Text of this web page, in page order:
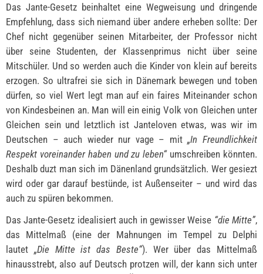
Das Jante-Gesetz beinhaltet eine Wegweisung und dringende
Empfehlung, dass sich niemand über andere erheben sollte: Der
Chef nicht gegenüber seinen Mitarbeiter, der Professor nicht
über seine Studenten, der Klassenprimus nicht über seine
Mitschüler. Und so werden auch die Kinder von klein auf bereits
erzogen. So ultrafrei sie sich in Dänemark bewegen und toben
dürfen, so viel Wert legt man auf ein faires Miteinander schon
von Kindesbeinen an. Man will ein einig Volk von Gleichen unter
Gleichen sein und letztlich ist Janteloven etwas, was wir im
Deutschen – auch wieder nur vage – mit„In Freundlichkeit
Respekt voreinander haben und zu leben“umschreiben könnten.
Deshalb duzt man sich im Dänenland grundsätzlich. Wer gesiezt
wird oder gar darauf bestünde, ist Außenseiter – und wird das
auch zu spüren bekommen.
Das Jante-Gesetz idealisiert auch in gewisser Weise “die Mitte”,
das Mittelmaß (eine der Mahnungen im Tempel zu Delphi
lautet „Die Mitte ist das Beste“). Wer über das Mittelmaß
hinausstrebt, also auf Deutsch protzen will, der kann sich unter